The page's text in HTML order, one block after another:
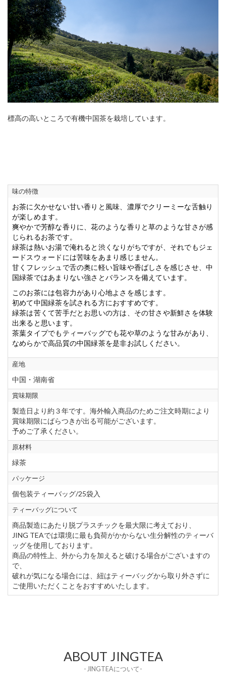
標高の高いところで有機中国茶を栽培しています。
味の特徴
お茶に欠かせない甘い香りと風味、濃厚でクリーミーな舌触り
が楽しめます。
爽やかで芳醇な香りに、花のような香りと草のような甘さが感
じられるお茶です。
緑茶は熱いお湯で淹れると渋くなりがちですが、それでもジェ
ードスウォードには苦味をあまり感じません。
甘くフレッシュで舌の奥に軽い旨味や香ばしさを感じさせ、中
国緑茶ではあまりない強さとバランスを備えています。
このお茶には包容力があり心地よさを感じます。
初めて中国緑茶を試される方におすすめです。
緑茶は苦くて苦手だとお思いの方は、その甘さや新鮮さを体験
出来ると思います。
茶葉タイプでもティーバッグでも花や草のような甘みがあり、
なめらかで高品質の中国緑茶を是非お試しください。
産地
中国・湖南省
賞味期限
製造日より約３年です。海外輸入商品のためご注文時期により
賞味期限にばらつきが出る可能がございます。
予めご了承ください。
原材料
緑茶
パッケージ
個包装ティーバッグ/25袋入
ティーバッグについて
商品製造にあたり脱プラスチックを最大限に考えており、
JING TEAでは環境に最も負荷がかからない生分解性のティーバ
ッグを使用しております。
商品の特性上、外から力を加えると破ける場合がございますの
で、
破れが気になる場合には、紐はティーバッグから取り外さずに
ご使用いただくことをおすすめいたします。
ABOUT JINGTEA
- JINGTEAについて-